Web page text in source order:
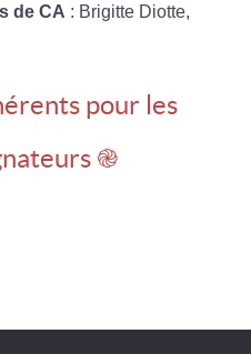
de CA : Brigitte Diotte,
pour les
֎